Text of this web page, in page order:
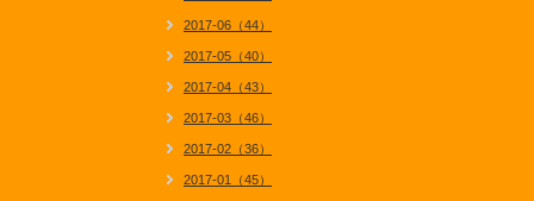
2017-06（44）
2017-05（40）
2017-04（43）
2017-03（46）
2017-02（36）
2017-01（45）